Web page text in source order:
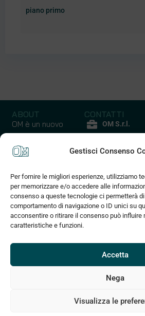
Gestisci Consenso
Per fornire le migliori esperienze, utilizziamo
per memorizzare e/o accedere alle
consenso a queste tecnologie ci permetterà
comportamento di navigazione o ID unici su
acconsentire o ritirare il consenso può influire
caratteristiche e funzioni.
Accetta
Nega
Visualizza le
piano primo
ABOUT
OM è un nuovo
modo di
comprare casa
un’ esperienza
emozionale ed
esclusiva che
coniuga praticità
a risparmio di
tempo e denaro
grazie alla
tecnologia
permette di
CONTATTI
OM S.r.l.
45 C
10135 Torino
(+39) 375
830 2589
www.om3d.it
10